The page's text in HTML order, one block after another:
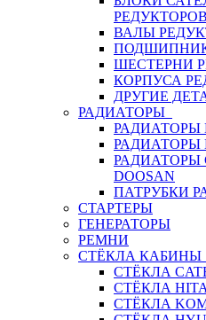
РЕДУКТОРОВ
ВАЛЫ
ШЕСТЕРНИ
КОРПУСА
ДРУГИЕ
РАДИАТОРЫ
РАДИАТОРЫ
РАДИАТОРЫ
РАДИАТОРЫ
DOOSAN
ПАТРУБКИ
СТАРТЕРЫ
ГЕНЕРАТОРЫ
РЕМНИ
СТЁКЛА КАБИНЫ
СТЁКЛА
СТЁКЛА
СТЁКЛА